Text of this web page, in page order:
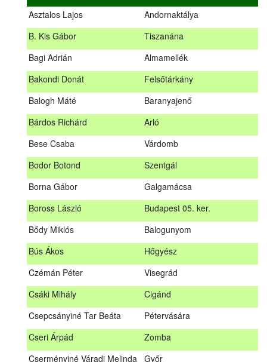
Asztalos Lajos
Andornaktálya
B. Kis Gábor
Tiszanána
Bagi Adrián
Almamellék
Bakondi Donát
Felsőtárkány
Balogh Máté
Baranyajenő
Bárdos Richárd
Arló
Bese Csaba
Várdomb
Bodor Botond
Szentgál
Borna Gábor
Galgamácsa
Boross László
Budapest 05. ker.
Bődy Miklós
Balogunyom
Bús Ákos
Hőgyész
Czémán Péter
Visegrád
Csáki Mihály
Cigánd
Csepcsányiné Tar Beáta
Pétervására
Cseri Árpád
Zomba
Cserményiné Váradi Melinda Győr
Az alábbiakban tesszük közzé a 2018. szeptember 19-én
megrendezett erdészeti szakszemélyzeti vizsgát sikeresen
teljesítők névsorát.
A sikeres vizsgáról szóló tanúsítványt postán küldjük meg. A
Tiszanána
Almamellék
Felsőtárkány
Balogh Máté
Baranyajenő
Arló
Várdomb
Bodor Botond
Szentgál
Boross László
Bődy Miklós